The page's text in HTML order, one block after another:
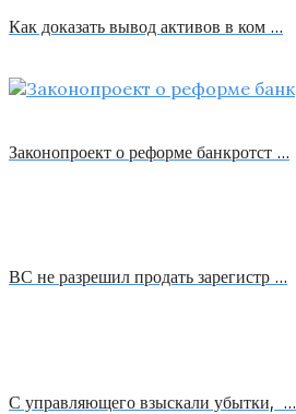
Как доказать вывод активов в ком …
Законопроект о реформе банкротст …
ВС не разрешил продать зарегистр …
С управляющего взыскали убытки, …